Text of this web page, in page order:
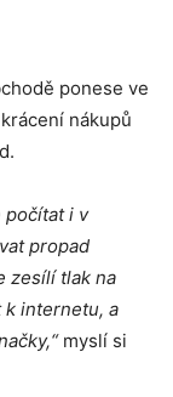
ponese ve
nákupů
počítat i v
propad
zesílí tlak na
k internetu, a
myslí si